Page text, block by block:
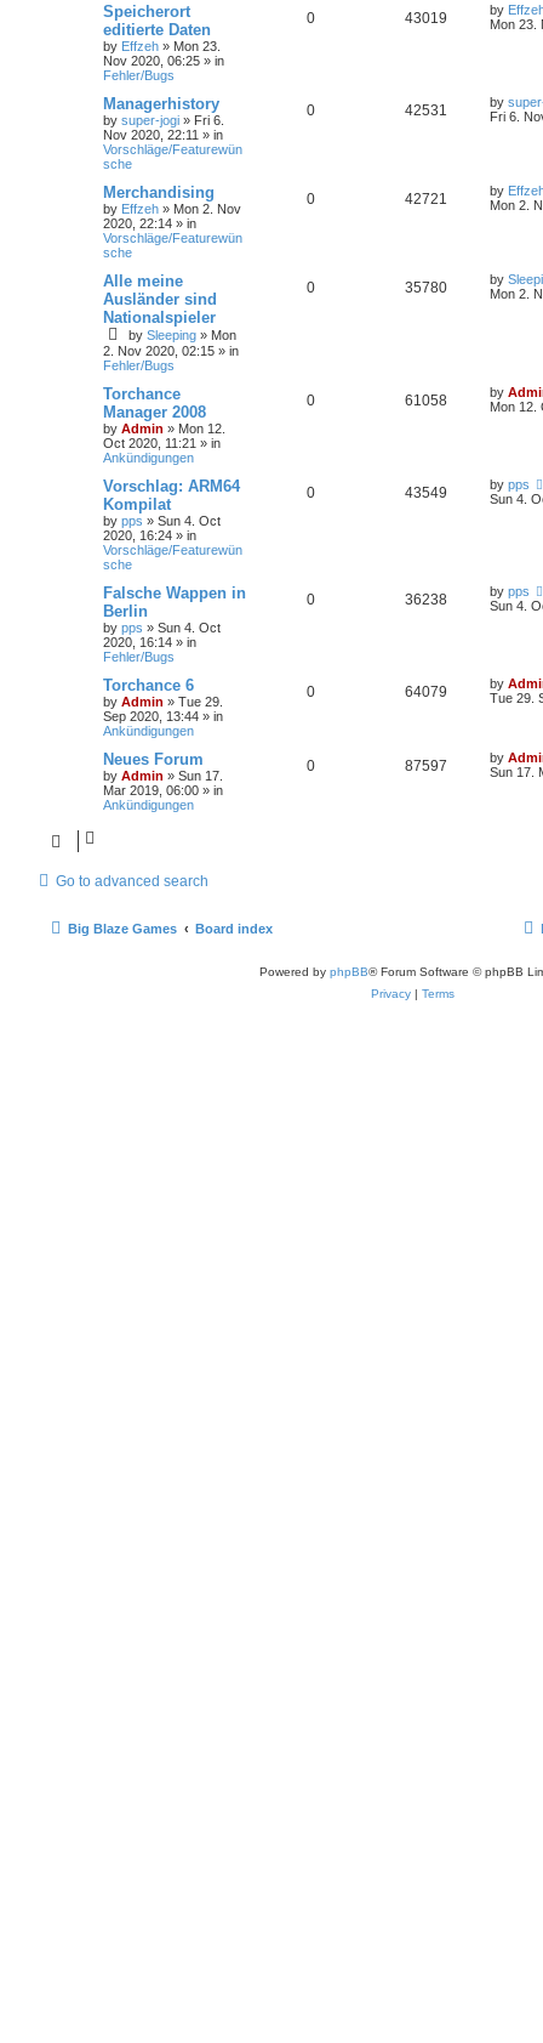
Speicherort
editierte Daten
by Effzeh » Mon 23.
Nov 2020, 06:25 » in
Fehler/Bugs
0 43019 by
Mon 23.
Managerhistory
by super-jogi » Fri 6.
Nov 2020, 22:11 » in
Vorschläge/Featurewün
sche
0 42531 by
Fri 6.
Merchandising
by Effzeh » Mon 2. Nov
2020, 22:14 » in
Vorschläge/Featurewün
sche
0 42721 by
Mon 2.
Alle meine
Ausländer sind
Nationalspieler
by Sleeping » Mon
2. Nov 2020, 02:15 » in
Fehler/Bugs
0 35780 by
Mon 2.
Torchance
Manager 2008
by Admin » Mon 12.
Oct 2020, 11:21 » in
Ankündigungen
0 61058 by
Mon 12.
Vorschlag: ARM64
Kompilat
by pps » Sun 4. Oct
2020, 16:24 » in
Vorschläge/Featurewün
sche
0 43549 by pps
Sun 4.
Falsche Wappen in
Berlin
by pps » Sun 4. Oct
2020, 16:14 » in
Fehler/Bugs
0 36238 by pps
Sun 4.
Torchance 6
by Admin » Tue 29.
Sep 2020, 13:44 » in
Ankündigungen
0 64079 by
Tue 29.
Neues Forum
by Admin » Sun 17.
Mar 2019, 06:00 » in
Ankündigungen
0 87597 by
Sun 17.
Go to advanced search
Big Blaze Games Board index
Powered by phpBB® Forum Software © phpBB
Privacy | Terms